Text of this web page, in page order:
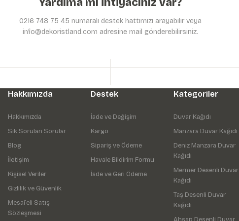
0216 748 75 45 numaralı destek hattımızı arayabilir veya
info@dekoristland.com adresine mail gönderebilirsiniz.
Hakkımızda
Hakkımızda
Sık Sorulan Sorular
Blog
İletişim
Kişisel Veriler
Gizlilik ve Güvenlik
Mesafeli Satış
Sözleşmesi
Destek
İade ve Değişim
Kargo
Sipariş ve Ödeme
Havale Bildirim Formu
İade ve Geri Ödeme
Kategoriler
Duvar Kağıdı
Manzara Duvar Kağıdı
Deniz Manzara Duvar
Kağıdı
Mermer Desenli Duvar
Kağıdı
Taş Desenli Duvar
Kağıdı